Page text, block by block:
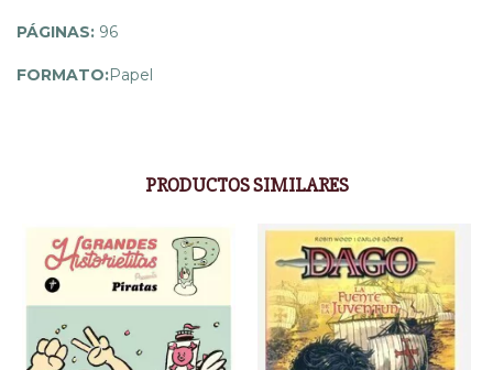
PÁGINAS: 96
FORMATO:Papel
PRODUCTOS SIMILARES